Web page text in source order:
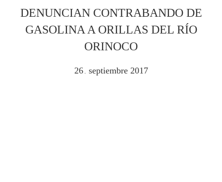
DENUNCIAN CONTRABANDO DE
GASOLINA A ORILLAS DEL RÍO
ORINOCO
26 . septiembre 2017